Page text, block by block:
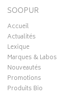
SOOPUR
Accueil
Actualités
Lexique
Marques & Labos
Nouveautés
Promotions
Produits Bio